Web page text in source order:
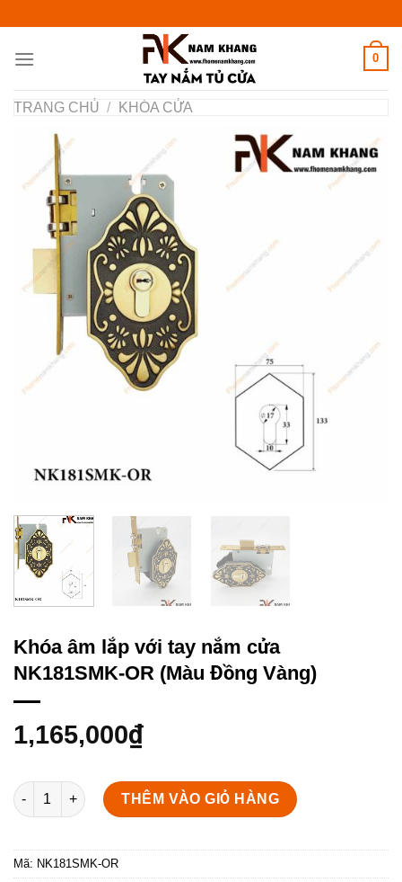
nội
0
TRANG CHỦ / KHÓA CỬA
Khóa âm lắp với tay nắm cửa
NK181SMK-OR (Màu Đồng Vàng)
1,165,000₫
Khóa âm lắp với tay nắm cửa NK181SMK-OR (Màu Đồng Vàng)
THÊM VÀO GIỎ HÀNG
Mã: NK181SMK-OR